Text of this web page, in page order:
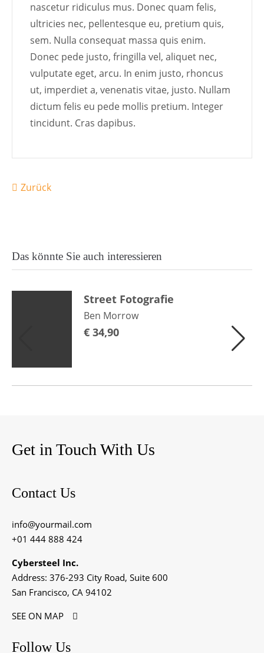
nascetur ridiculus mus. Donec quam felis,
ultricies nec, pellentesque eu, pretium quis,
sem. Nulla consequat massa quis enim.
Donec pede justo, fringilla vel, aliquet nec,
vulputate eget, arcu. In enim justo, rhoncus
ut, imperdiet a, venenatis vitae, justo. Nullam
dictum felis eu pede mollis pretium. Integer
tincidunt. Cras dapibus.
Zurück
Das könnte Sie auch interessieren
Street Fotografie
Ben Morrow
€ 34,90
Get in Touch With Us
Contact Us
info@yourmail.com
+01 444 888 424
Cybersteel Inc.
Address: 376-293 City Road, Suite 600
San Francisco, CA 94102
SEE ON MAP
Follow Us